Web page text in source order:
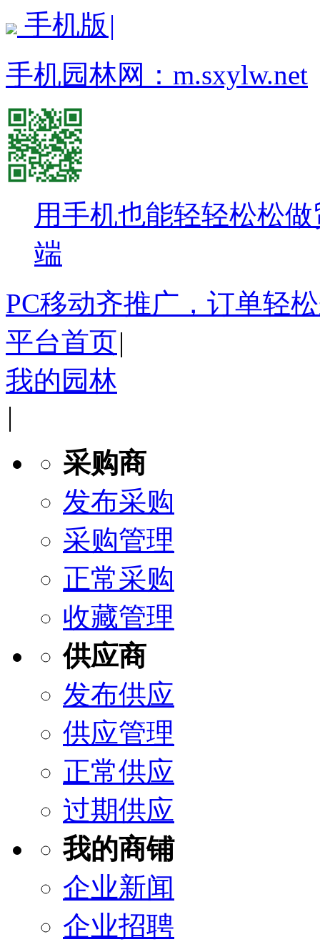
手机版 |
手机园林网： m.sxylw.net
用手机也能轻轻松松
端
PC移动齐推广，订单轻
平台首页|
我的园林
|
采购商
发布采购
采购管理
正常采购
收藏管理
供应商
发布供应
供应管理
正常供应
过期供应
我的商铺
企业新闻
企业招聘